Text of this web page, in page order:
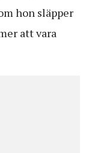
hon släpper
att vara